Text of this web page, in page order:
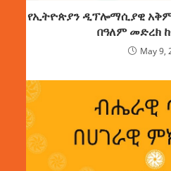
የኢትዮጵያን ዲፕሎማሲያዊ አቅም
በዓለም መድረክ
May 9,